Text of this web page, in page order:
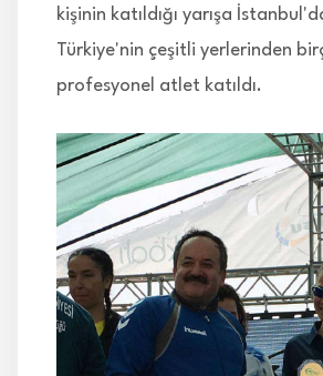
kişinin katıldığı yarışa
Türkiye'nin çeşitli yerlerinden
profesyonel atlet katıldı.